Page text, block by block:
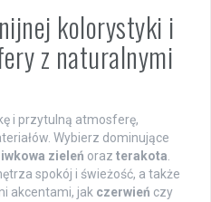
kolorystyki i
z naturalnymi
i przytulną atmosferę,
Wybierz dominujące
zieleń oraz terakota.
spokój i świeżość, a także
akcentami, jak czerwień czy